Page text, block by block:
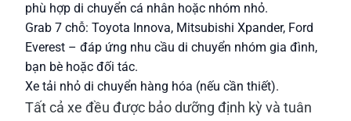
phù hợp di chuyển cá nhân hoặc nhóm nhỏ.
Grab 7 chỗ: Toyota Innova, Mitsubishi Xpander, Ford
Everest – đáp ứng nhu cầu di chuyển nhóm gia đình,
bạn bè hoặc đối tác.
Xe tải nhỏ di chuyển hàng hóa (nếu cần thiết).
Tất cả xe đều được bảo dưỡng định kỳ và tuân